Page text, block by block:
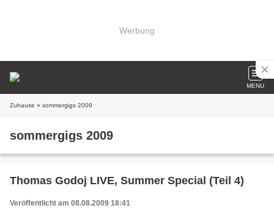
Werbung
MENU
Zuhause » sommergigs 2009
sommergigs 2009
Thomas Godoj LIVE, Summer Special (Teil 4)
Veröffentlicht am 08.08.2009 18:41